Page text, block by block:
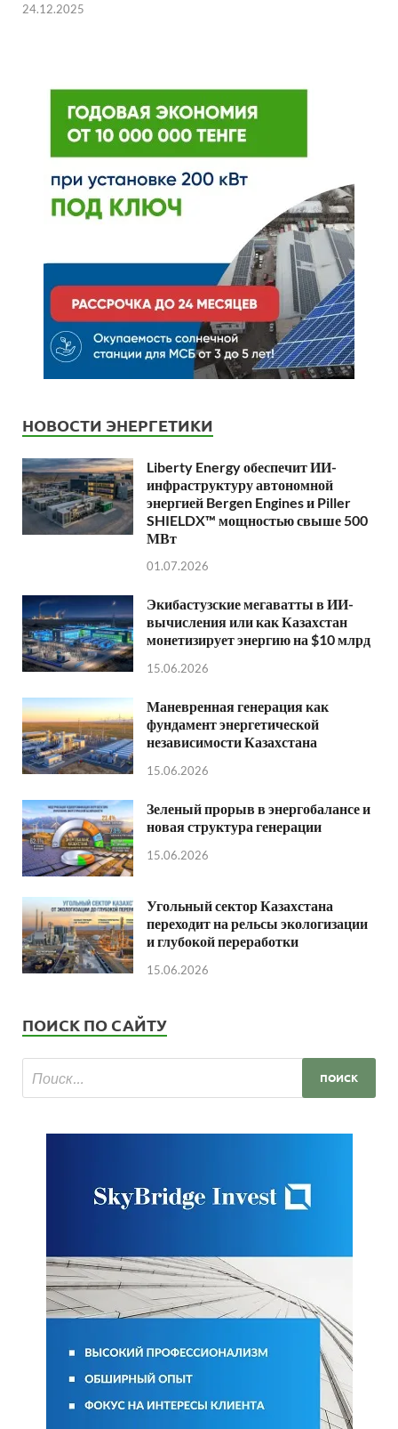
24.12.2025
НОВОСТИ ЭНЕРГЕТИКИ
Liberty Energy обеспечит ИИ-
инфраструктуру автономной
энергией Bergen Engines и Piller
SHIELDX™ мощностью свыше 500
МВт
01.07.2026
Экибастузские мегаватты в ИИ-
вычисления или как Казахстан
монетизирует энергию на $10 млрд
15.06.2026
Маневренная генерация как
фундамент энергетической
независимости Казахстана
15.06.2026
Зеленый прорыв в энергобалансе и
новая структура генерации
15.06.2026
Угольный сектор Казахстана
переходит на рельсы экологизации
и глубокой переработки
15.06.2026
ПОИСК ПО САЙТУ